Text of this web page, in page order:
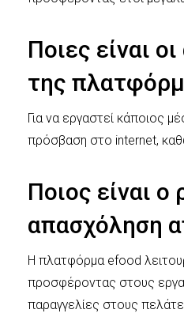
Ποιες είναι
της
Για να εργαστεί κάποιος
πρόσβαση στο internet,
Ποιος είναι
απασχόληση
Η πλατφόρμα efood
προσφέροντας στους
παραγγελίες στους